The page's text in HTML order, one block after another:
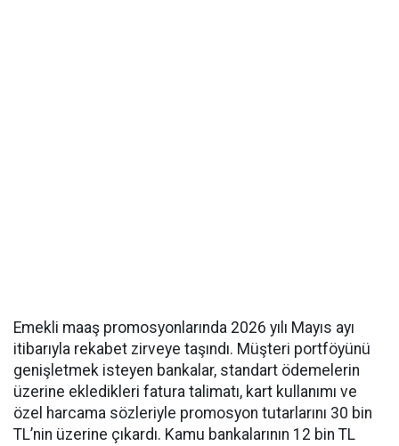
Emekli maaş promosyonlarında 2026 yılı Mayıs ayı
itibarıyla rekabet zirveye taşındı. Müşteri portföyünü
genişletmek isteyen bankalar, standart ödemelerin
üzerine ekledikleri fatura talimatı, kart kullanımı ve
özel harcama sözleriyle promosyon tutarlarını 30 bin
TL’nin üzerine çıkardı. Kamu bankalarının 12 bin TL